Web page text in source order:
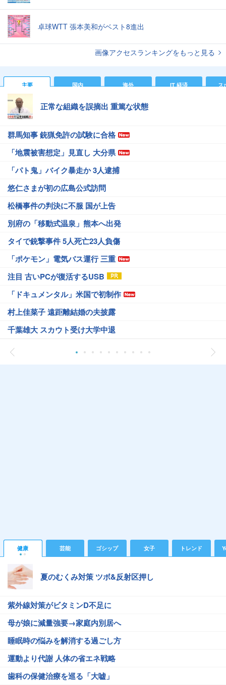
卓球WTT 張本美和がベスト8進出
画像アクセスランキングをもっと見る
主要 国内 海外 IT 経済 ス
正常な組織を誤摘出 重篤な状態
群馬知事 銃猟免許の試験に合格
「地震被害想定」見直し 大分県
「パト鬼」バイク暴走か 3人逮捕
悠仁さまが初の広島公式訪問
松橋事件の判決に不服 国が上告
別府の「移動式温泉」熊本へ出発
タイで銃撃事件 5人死亡23人負傷
「ポケモン」電気バス運行 三重
注目 古いPCが復活するUSB
「ドキュメンタル」米国で初制作
村上佳菜子 遠距離結婚の夫披露
千葉雄大 スカウト受け大学中退
健康 芸能 ゴシップ 女子 トレンド
夏のむくみ対策 ツボ&反射区押し
紫外線対策がビタミンD不足に
母が娘に減量強要→家庭内別居へ
睡眠時の悩みを解消する過ごし方
運動より代謝 人体の省エネ戦略
歯科の保健治療を巡る「大嘘」